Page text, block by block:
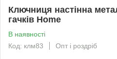
Ключниця настінна
гачків Home
В наявності
Код: клм83
Опт і роздріб